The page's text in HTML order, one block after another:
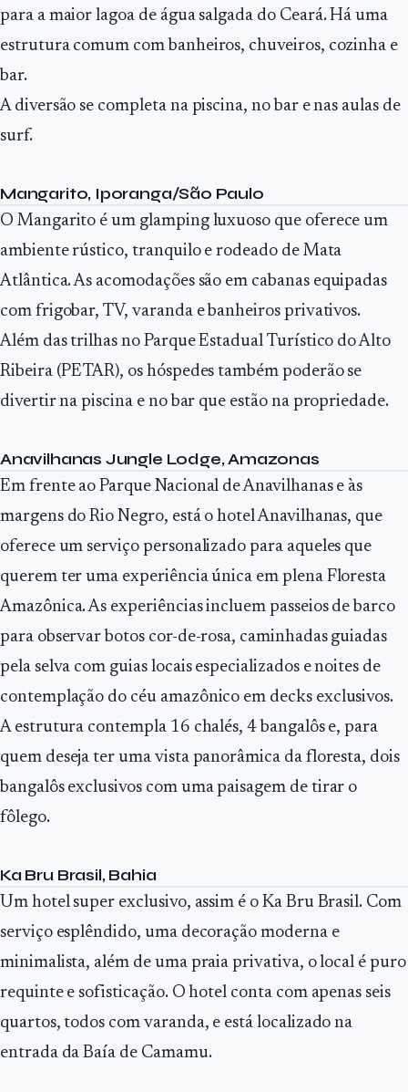
para a maior lagoa de água salgada do Ceará. Há uma
estrutura comum com banheiros, chuveiros, cozinha e
bar.
A diversão se completa na piscina, no bar e nas aulas de
surf.
Mangarito, Iporanga/São Paulo
O Mangarito é um glamping luxuoso que oferece um
ambiente rústico, tranquilo e rodeado de Mata
Atlântica. As acomodações são em cabanas equipadas
com frigobar, TV, varanda e banheiros privativos.
Além das trilhas no Parque Estadual Turístico do Alto
Ribeira (PETAR), os hóspedes também poderão se
divertir na piscina e no bar que estão na propriedade.
Anavilhanas Jungle Lodge, Amazonas
Em frente ao Parque Nacional de Anavilhanas e às
margens do Rio Negro, está o hotel Anavilhanas, que
oferece um serviço personalizado para aqueles que
querem ter uma experiência única em plena Floresta
Amazônica. As experiências incluem passeios de barco
para observar botos cor-de-rosa, caminhadas guiadas
pela selva com guias locais especializados e noites de
contemplação do céu amazônico em decks exclusivos.
A estrutura contempla 16 chalés, 4 bangalôs e, para
quem deseja ter uma vista panorâmica da floresta, dois
bangalôs exclusivos com uma paisagem de tirar o
fôlego.
Ka Bru Brasil, Bahia
Um hotel super exclusivo, assim é o Ka Bru Brasil. Com
serviço esplêndido, uma decoração moderna e
minimalista, além de uma praia privativa, o local é puro
requinte e sofisticação. O hotel conta com apenas seis
quartos, todos com varanda, e está localizado na
entrada da Baía de Camamu.